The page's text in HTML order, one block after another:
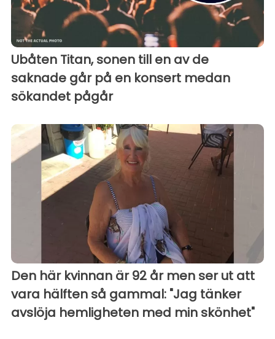
Ubåten Titan, sonen till en av de
saknade går på en konsert medan
sökandet pågår
Den här kvinnan är 92 år men ser ut att
vara hälften så gammal: "Jag tänker
avslöja hemligheten med min skönhet"